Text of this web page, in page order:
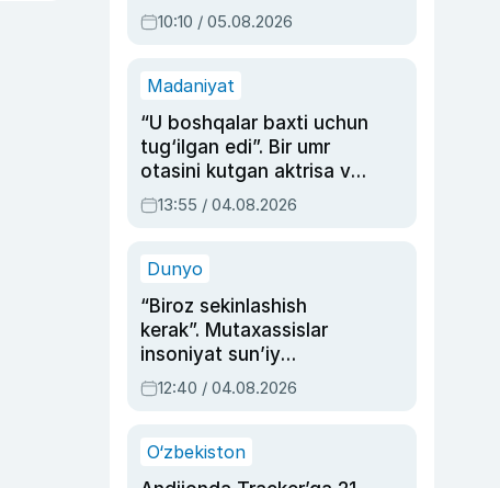
hukmi o‘qildi
10:10 / 05.08.2026
Madaniyat
“U boshqalar baxti uchun
tug‘ilgan edi”. Bir umr
otasini kutgan aktrisa va
dublyaj ustasi Rimma
Ahmedovaning
13:55 / 04.08.2026
Dunyo
“Biroz sekinlashish
kerak”. Mutaxassislar
insoniyat sun’iy
intellektni boshqara
olmay qolishidan xavotir
12:40 / 04.08.2026
O‘zbekiston